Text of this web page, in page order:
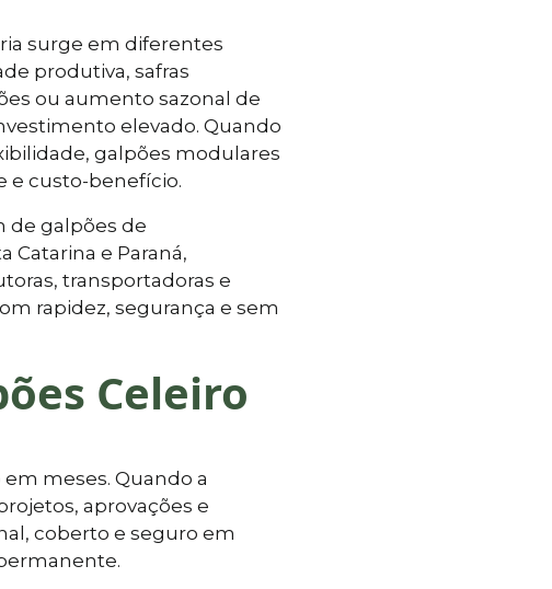
surge em diferentes
produtiva, safras
ou aumento sazonal de
elevado. Quando
galpões modulares
e custo-benefício.
de galpões de
Catarina e Paraná,
transportadoras e
rapidez, segurança e sem
Celeiro
meses. Quando a
aprovações e
coberto e seguro em